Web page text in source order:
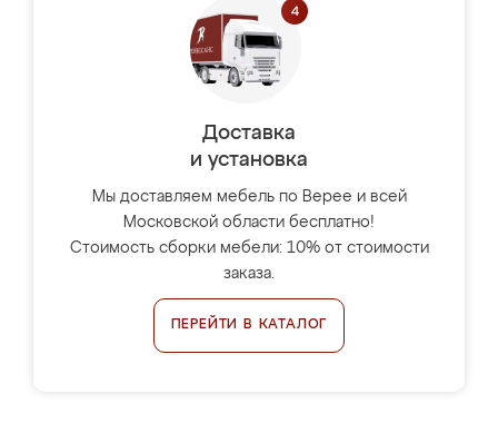
Доставка
и установка
Мы доставляем мебель по Верее и всей
Московской области бесплатно!
Стоимость сборки мебели: 10% от стоимости
заказа.
ПЕРЕЙТИ В КАТАЛОГ